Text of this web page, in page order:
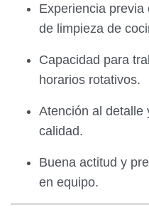
Experiencia
de limpieza de
Capacidad para
horarios rotativos.
Atención al detalle
calidad.
Buena actitud y
en equipo.